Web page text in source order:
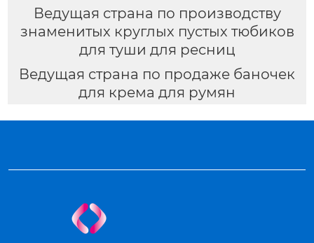
Ведущая страна по производству
знаменитых круглых пустых тюбиков
для туши для ресниц
Ведущая страна по продаже баночек
для крема для румян